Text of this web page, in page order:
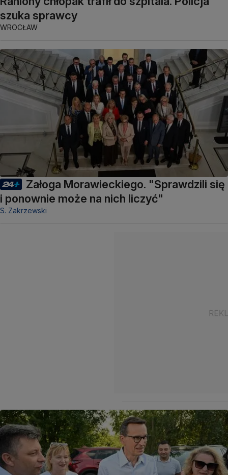
szuka sprawcy
WROCŁAW
Załoga Morawieckiego. "Sprawdzili się
i ponownie może na nich liczyć"
S. Zakrzewski